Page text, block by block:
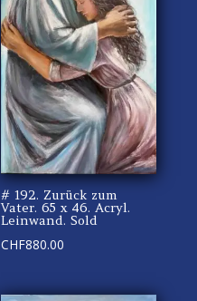
# 192. Zurück zum
Vater. 65 x 46. Acryl.
Leinwand. Sold
CHF880.00